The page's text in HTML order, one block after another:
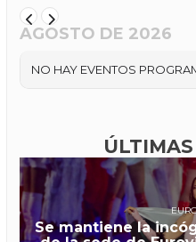
AGOSTO DE 2026
NO HAY EVENTOS
Se mantiene la